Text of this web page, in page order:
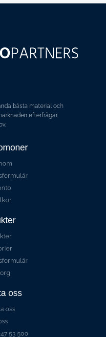
bästa material och
efterfrågar,
oss
oss
53 500